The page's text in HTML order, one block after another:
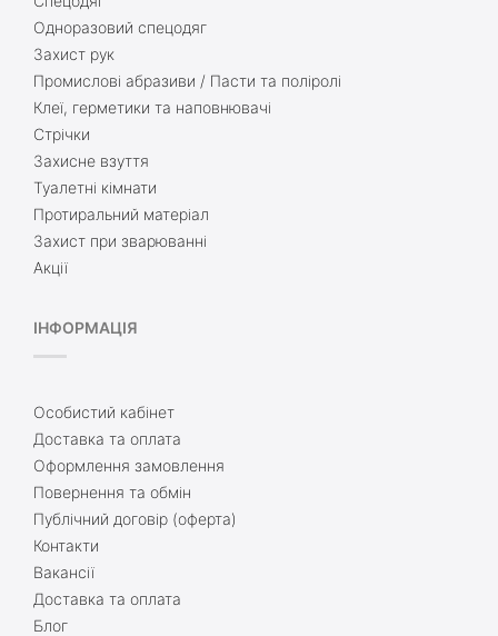
Одноразовий спецодяг
Захист рук
Промислові абразиви / Пасти та поліролі
Клеї, герметики та наповнювачі
Стрічки
Захисне взуття
Туалетні кімнати
Протиральний матеріал
Захист при зварюванні
Акції
ІНФОРМАЦІЯ
Особистий кабінет
Доставка та оплата
Оформлення замовлення
Повернення та обмін
Публічний договір (оферта)
Контакти
Вакансії
Доставка та оплата
Блог